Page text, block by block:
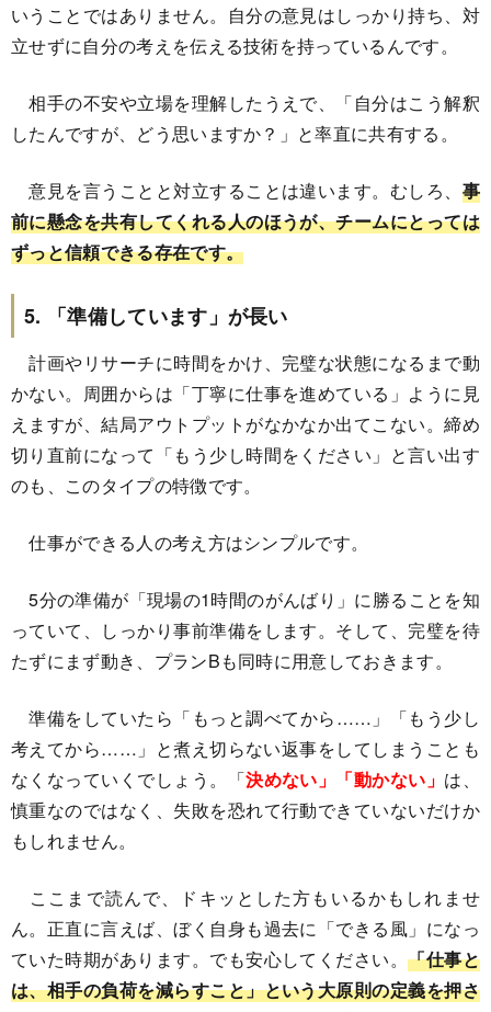
いうことではありません。自分の意見はしっかり持ち、対
立せずに自分の考えを伝える技術を持っているんです。
相手の不安や立場を理解したうえで、「自分はこう解釈
したんですが、どう思いますか？」と率直に共有する。
意見を言うことと対立することは違います。むしろ、 事
前に懸念を共有してくれる人のほうが、チームにとっては
ずっと信頼できる存在です。
5. 「準備しています」が長い
計画やリサーチに時間をかけ、完璧な状態になるまで動
かない。周囲からは「丁寧に仕事を進めている」ように見
えますが、結局アウトプットがなかなか出てこない。締め
切り直前になって「もう少し時間をください」と言い出す
のも、このタイプの特徴です。
仕事ができる人の考え方はシンプルです。
5分の準備が「現場の1時間のがんばり」に勝ることを知
っていて、しっかり事前準備をします。そして、完璧を待
たずにまず動き、プランBも同時に用意しておきます。
準備をしていたら「もっと調べてから……」「もう少し
考えてから……」と煮え切らない返事をしてしまうことも
なくなっていくでしょう。「決めない」「動かない」 は、
慎重なのではなく、失敗を恐れて行動できていないだけか
もしれません。
ここまで読んで、ドキッとした方もいるかもしれませ
ん。正直に言えば、ぼく自身も過去に「できる風」になっ
ていた時期があります。でも安心してください。「仕事と
は、相手の負荷を減らすこと」という大原則の定義を押さ